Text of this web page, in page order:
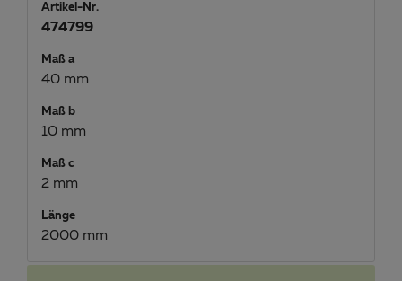
Artikel-Nr.
474799
Maß a
40 mm
Maß b
10 mm
Maß c
2 mm
Länge
2000 mm